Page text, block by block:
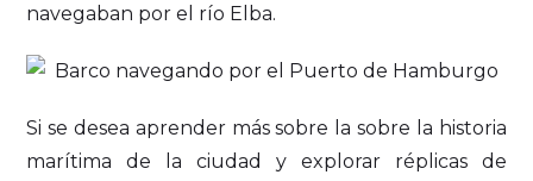
navegaban por el río Elba.
Si se desea aprender más sobre la sobre la historia
marítima de la ciudad y explorar réplicas de